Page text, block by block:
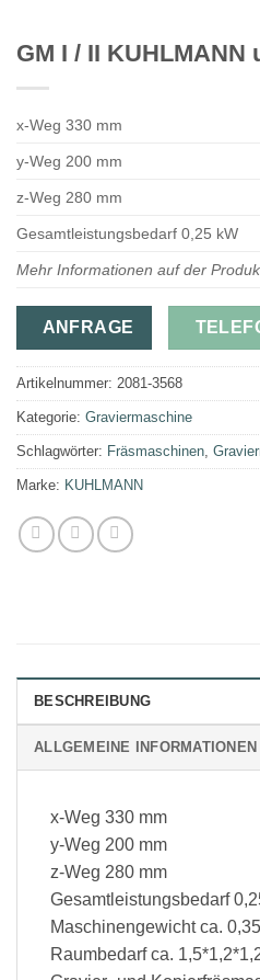
GM I / II KUHLMANN
x-Weg 330 mm
y-Weg 200 mm
z-Weg 280 mm
Gesamtleistungsbedarf 0,25 kW
Mehr Informationen auf der
ANFRAGE
Artikelnummer: 2081-3568
Kategorie: Graviermaschine
Schlagwörter: Fräsmaschinen,
Marke: KUHLMANN
BESCHREIBUNG
ALLGEMEINE INFORMATIONEN
x-Weg 330 mm
y-Weg 200 mm
z-Weg 280 mm
Gesamtleistungsbedarf
Maschinengewicht ca.
Raumbedarf ca.